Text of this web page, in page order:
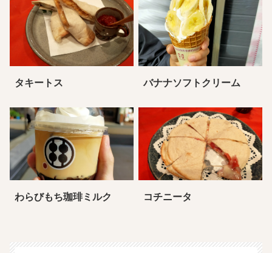
タキートス バナナソフトクリーム
わらびもち珈琲ミルク コチニータ